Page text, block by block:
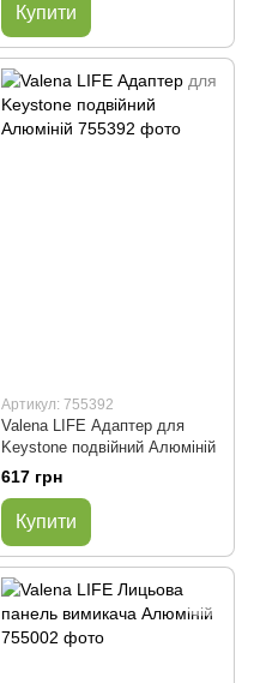
Купити
Артикул: 755392
Valena LIFE Адаптер для
Keystone подвійний Алюміній
617 грн
Купити